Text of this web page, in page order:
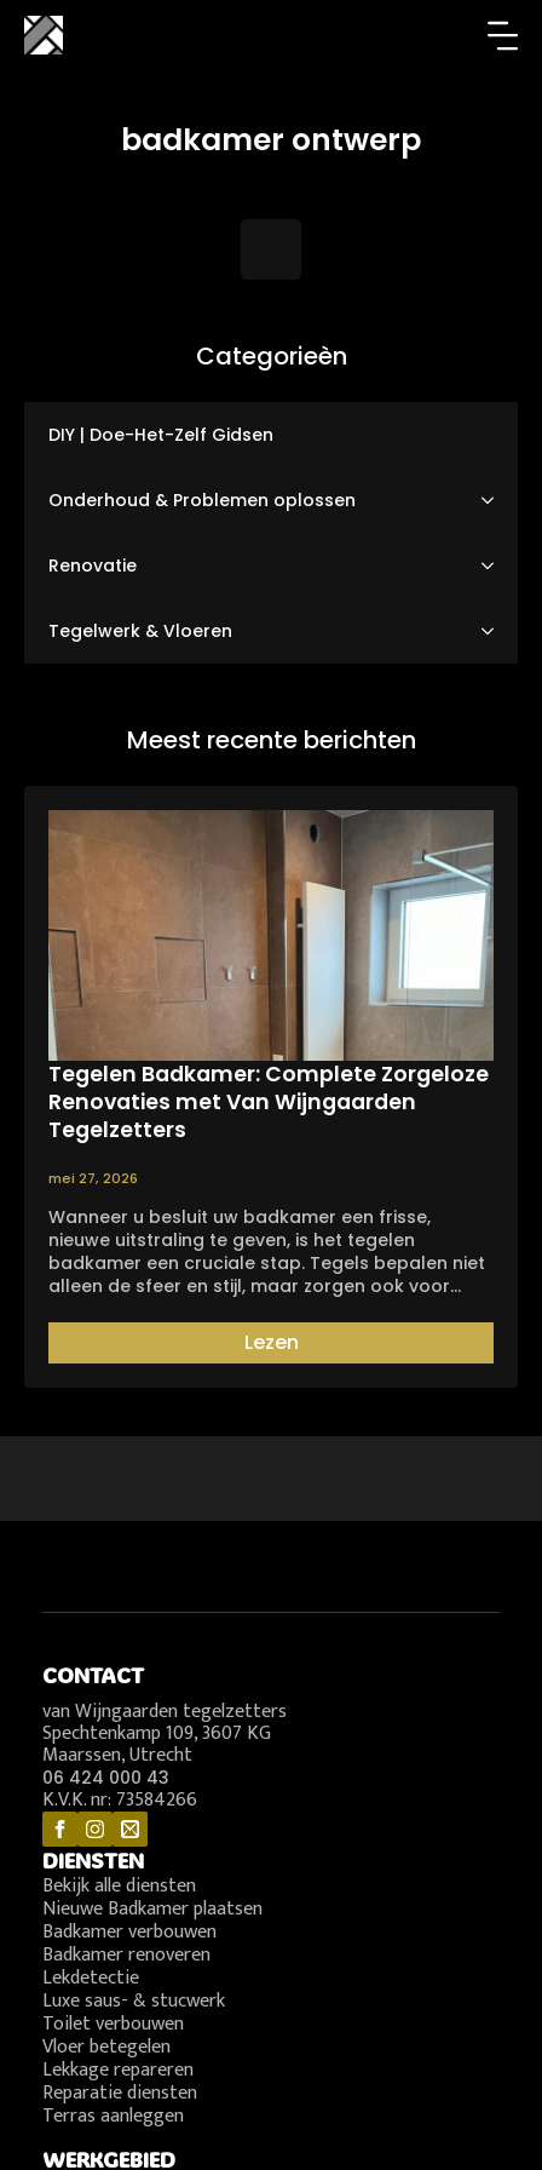
badkamer ontwerp
Categorieèn
DIY | Doe-Het-Zelf Gidsen
Onderhoud & Problemen oplossen
Renovatie
Tegelwerk & Vloeren
Meest recente berichten
Tegelen Badkamer: Complete Zorgeloze
Renovaties met Van Wijngaarden
Tegelzetters
mei 27, 2026
Wanneer u besluit uw badkamer een frisse,
nieuwe uitstraling te geven, is het tegelen
badkamer een cruciale stap. Tegels bepalen niet
alleen de sfeer en stijl, maar zorgen ook voor…
Lezen
CONTACT
van Wijngaarden tegelzetters
Spechtenkamp 109, 3607 KG
Maarssen, Utrecht
06 424 000 43
K.V.K. nr: 73584266
DIENSTEN
Bekijk alle diensten
Nieuwe Badkamer plaatsen
Badkamer verbouwen
Badkamer renoveren
Lekdetectie
Luxe saus- & stucwerk
Toilet verbouwen
Vloer betegelen
Lekkage repareren
Reparatie diensten
Terras aanleggen
WERKGEBIED